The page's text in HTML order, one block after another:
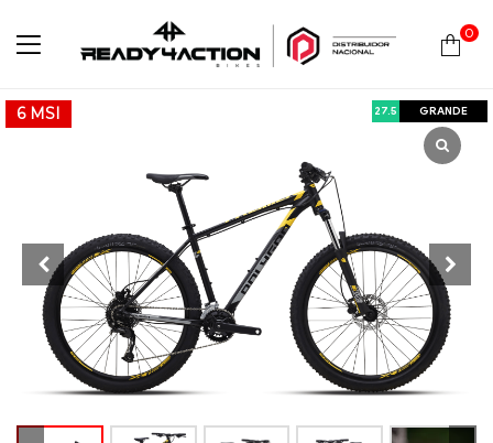
Ready4Action
0
6 MSI 27.5 GRANDE